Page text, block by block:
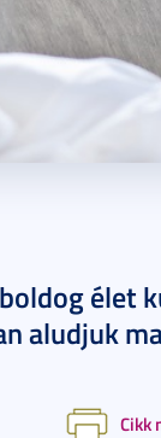
élet
aludjuk
Cikk